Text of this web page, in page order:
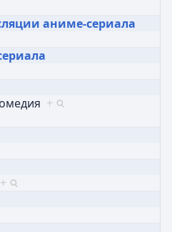
аниме-сериала
+
+